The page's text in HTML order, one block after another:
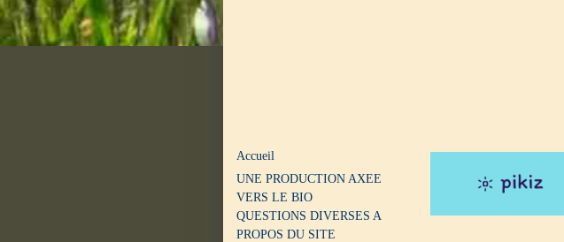
Accueil
UNE PRODUCTION AXEE
VERS LE BIO
QUESTIONS DIVERSES A
PROPOS DU SITE